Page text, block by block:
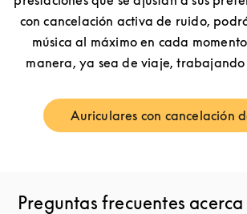
con cancelación activa de ruido,
música al máximo en cada
manera, ya sea de viaje,
Auriculares con cancelación
Link
Preguntas frecuentes